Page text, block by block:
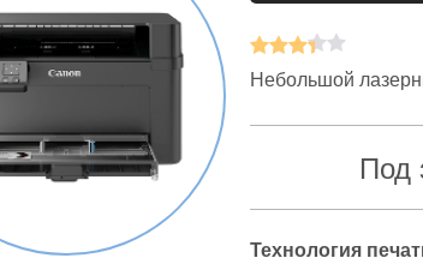
Небольшой
Под
Технология